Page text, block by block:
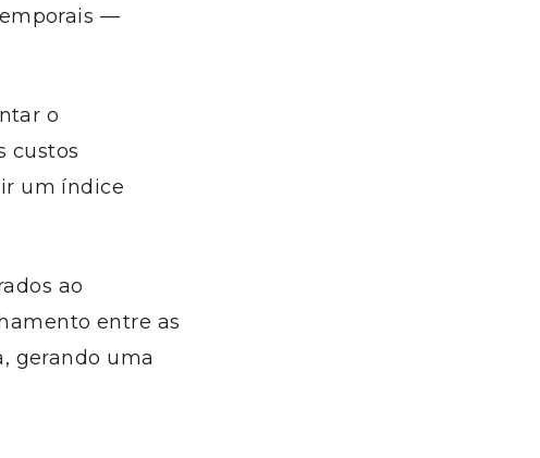
—
o
custos
um índice
ao
entre as
gerando uma